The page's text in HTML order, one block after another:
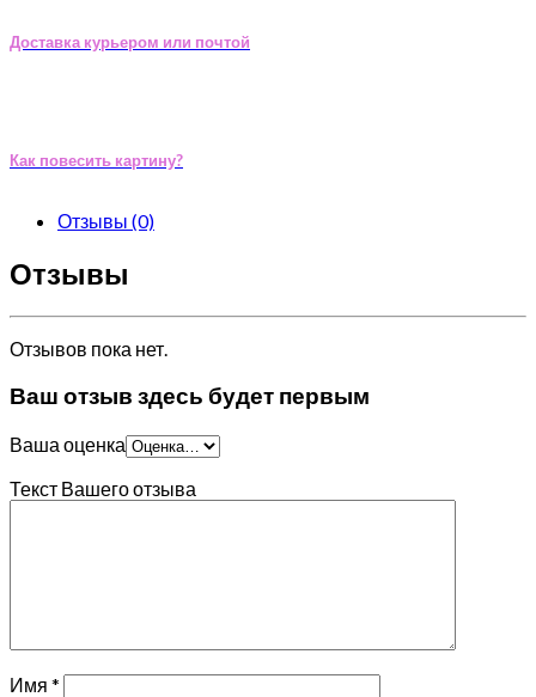
Доставка курьером или почтой
Как повесить картину?
Отзывы (0)
Отзывы
Отзывов пока нет.
Ваш отзыв здесь будет первым
Ваша оценка
Текст Вашего отзыва
Имя *